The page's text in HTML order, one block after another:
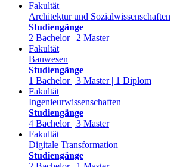
Fakultät
Architektur und Sozialwissenschaften
Studiengänge
2 Bachelor | 2 Master
Fakultät
Bauwesen
Studiengänge
1 Bachelor | 3 Master | 1 Diplom
Fakultät
Ingenieurwissenschaften
Studiengänge
4 Bachelor | 3 Master
Fakultät
Digitale Transformation
Studiengänge